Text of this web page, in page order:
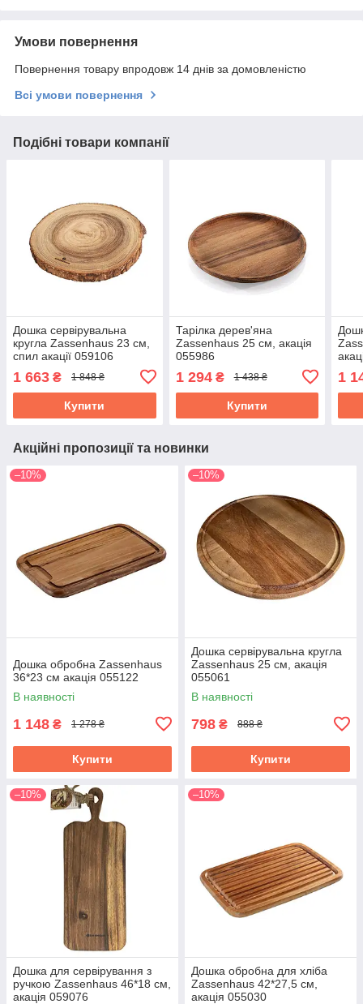
Умови повернення
Повернення товару впродовж 14 днів за домовленістю
Всі умови повернення
Подібні товари компанії
Дошка сервірувальна
кругла Zassenhaus 23 см,
спил акації 059106
1 663 ₴ 1 848 ₴
Купити
Тарілка дерев'яна
Zassenhaus 25 см, акація
055986
1 294₴ 1 438 ₴
Купити
1
Акційні пропозиції та новинки
–10%
Дошка обробна Zassenhaus
36*23 см акація 055122
В наявності
1 148 ₴ 1 278 ₴
Купити
–10%
Дошка сервірувальна кругла
Zassenhaus 25 см, акація
055061
В наявності
798 ₴ 888 ₴
Купити
–10%
Дошка для сервірування з
ручкою Zassenhaus 46*18 см,
акація 059076
–10%
Дошка обробна для хліба
Zassenhaus 42*27,5 см,
акація 055030